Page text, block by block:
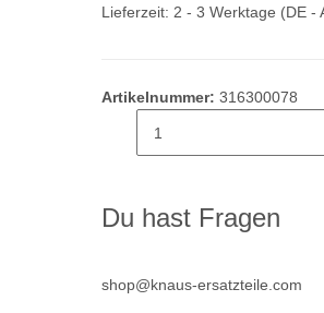
Lieferzeit: 2 - 3 Werktage (DE -
Artikelnummer: 316300078
Du hast Fragen
shop@knaus-ersatzteile.com